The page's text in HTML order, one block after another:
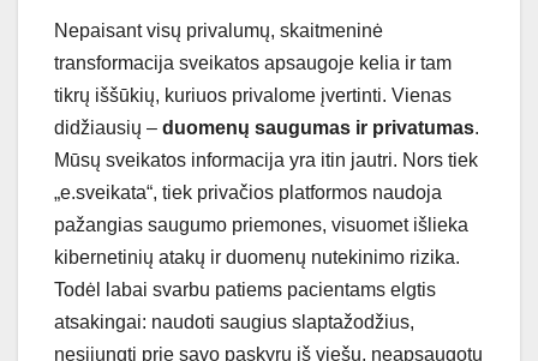
Nepaisant visų privalumų, skaitmeninė
transformacija sveikatos apsaugoje kelia ir tam
tikrų iššūkių, kuriuos privalome įvertinti. Vienas
didžiausių – duomenų saugumas ir privatumas.
Mūsų sveikatos informacija yra itin jautri. Nors tiek
„e.sveikata“, tiek privačios platformos naudoja
pažangias saugumo priemones, visuomet išlieka
kibernetinių atakų ir duomenų nutekinimo rizika.
Todėl labai svarbu patiems pacientams elgtis
atsakingai: naudoti saugius slaptažodžius,
nesijungti prie savo paskyrų iš viešų, neapsaugotų